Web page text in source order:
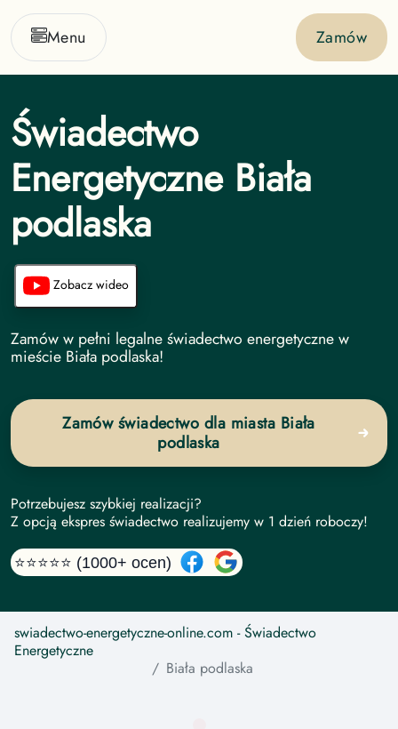
Menu Zamów
Świadectwo
Energetyczne Biała
podlaska
Zobacz wideo
Świadectwo Energetyczne undefined
Zamów w pełni legalne świadectwo energetyczne w
mieście Biała podlaska!
Zamów świadectwo dla miasta Biała
podlaska
Potrzebujesz szybkiej realizacji?
Z opcją ekspres świadectwo realizujemy w 1 dzień roboczy!
⭐⭐⭐⭐⭐ (1000+ ocen)
swiadectwo-energetyczne-online.com - Świadectwo
Energetyczne
Biała podlaska